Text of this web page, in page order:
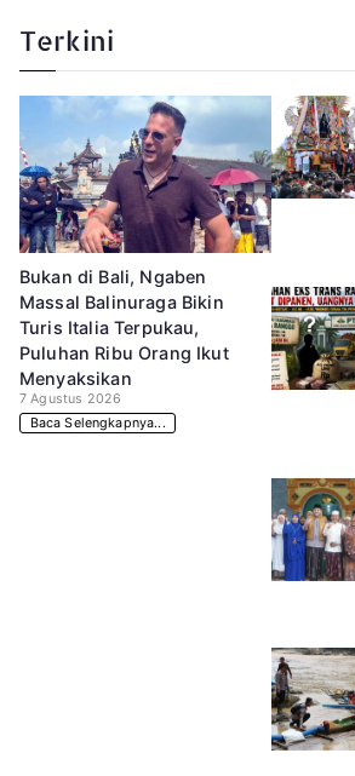
Terkini
Bukan di Bali, Ngaben
Massal Balinuraga Bikin
Turis Italia Terpukau,
Puluhan Ribu Orang Ikut
Menyaksikan
7 Agustus 2026
Baca Selengkapnya...